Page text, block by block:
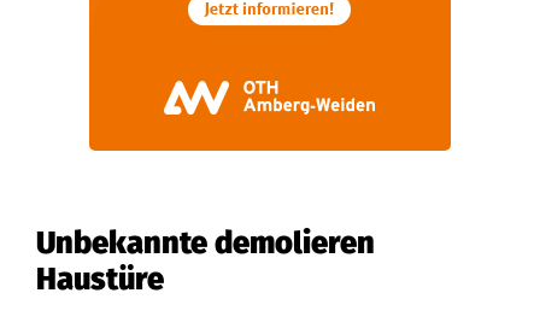
Unbekannte demolieren
Haustüre